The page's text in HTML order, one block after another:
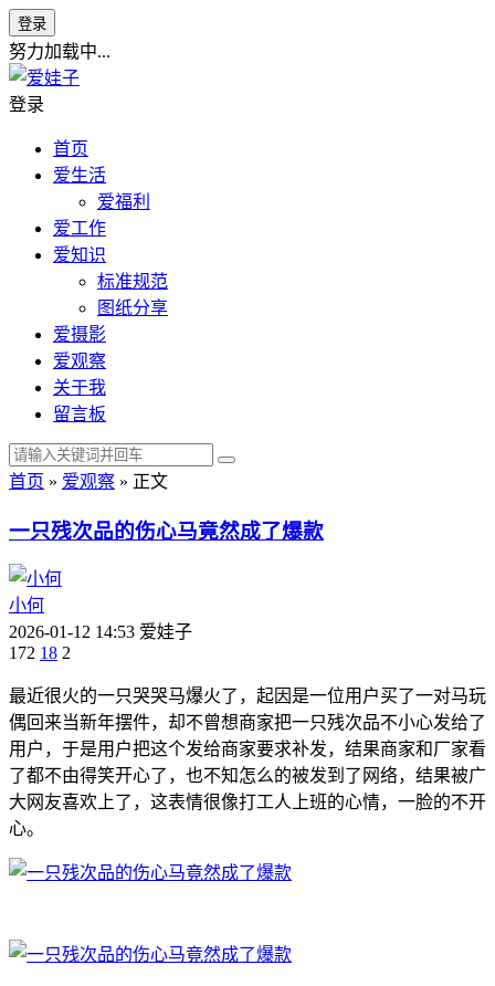
登录
努力加载中...
登录
首页
爱生活
爱福利
爱工作
爱知识
标准规范
图纸分享
爱摄影
爱观察
关于我
留言板
首页 » 爱观察 » 正文
一只残次品的伤心马竟然成了爆款
小何
2026-01-12 14:53 爱娃子
172 18 2
最近很火的一只哭哭马爆火了，起因是一位用户买了一对马玩
偶回来当新年摆件，却不曾想商家把一只残次品不小心发给了
用户，于是用户把这个发给商家要求补发，结果商家和厂家看
了都不由得笑开心了，也不知怎么的被发到了网络，结果被广
大网友喜欢上了，这表情很像打工人上班的心情，一脸的不开
心。